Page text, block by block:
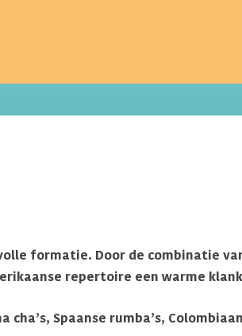
formatie. Door de combinatie
repertoire een warme
cha’s, Spaanse rumba’s,